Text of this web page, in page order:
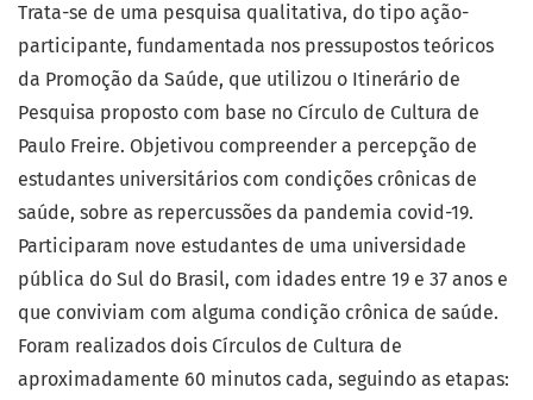
Trata-se de uma pesquisa qualitativa, do tipo ação-
participante, fundamentada nos pressupostos teóricos
da Promoção da Saúde, que utilizou o Itinerário de
Pesquisa proposto com base no Círculo de Cultura de
Paulo Freire. Objetivou compreender a percepção de
estudantes universitários com condições crônicas de
saúde, sobre as repercussões da pandemia covid-19.
Participaram nove estudantes de uma universidade
pública do Sul do Brasil, com idades entre 19 e 37 anos e
que conviviam com alguma condição crônica de saúde.
Foram realizados dois Círculos de Cultura de
aproximadamente 60 minutos cada, seguindo as etapas: